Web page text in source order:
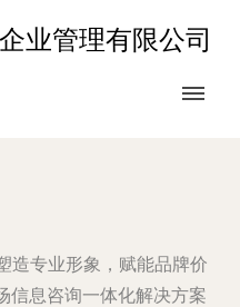
业管理有限公司
造专业形象，赋能品牌价
信息咨询一体化解决方案